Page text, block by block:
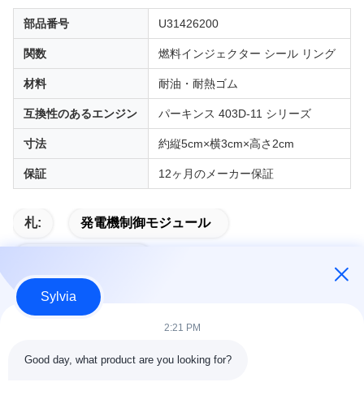
部品番号 U31426200
関数 燃料インジェクター シール リング
材料 耐油・耐熱ゴム
互換性のあるエンジン パーキンス 403D-11 シリーズ
寸法 約縦5cm×横3cm×高さ2cm
保証 12ヶ月のメーカー保証
札: 発電機制御モジュール
クイックコンタクト
Sylvia
2:21 PM
Good day, what product are you looking for?